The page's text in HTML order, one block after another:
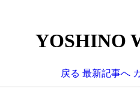
YOSHINO
戻る 最新記事へ